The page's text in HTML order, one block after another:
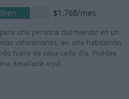
Bien $1.768/mes
una persona durmiendo en un
valoraciones, en una habitación
fuera de casa cada día. Puedes
detallada aquí.